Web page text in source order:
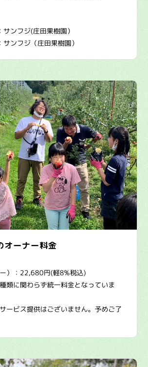
ンフジ(庄田果樹園）
ンフジ（庄田果樹園）
オーナー料金
）：22,680円(軽8%税込)
類に関わらず統一料金となっていま
ービス提供はございません。予めご了